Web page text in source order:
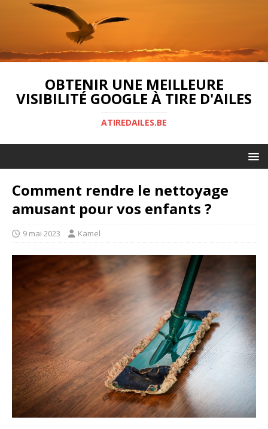
OBTENIR UNE MEILLEURE
VISIBILITÉ GOOGLE À TIRE D'AILES
ATIREDAILES.BE
Comment rendre le nettoyage
amusant pour vos enfants ?
9 mai 2023 Kamel